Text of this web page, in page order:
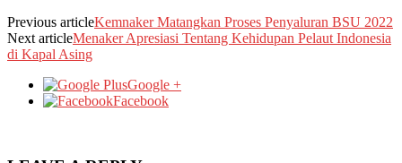
Previous articleKemnaker Matangkan Proses Penyaluran BSU 2022
Next articleMenaker Apresiasi Tentang Kehidupan Pelaut Indonesia
di Kapal Asing
Google +
Facebook